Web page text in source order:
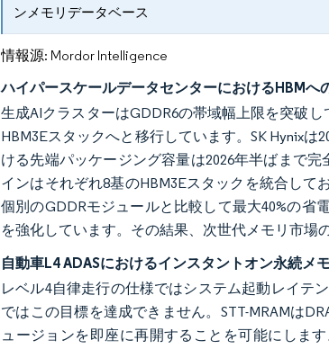
ンメモリデータベース
情報源: Mordor Intelligence
ハイパースケールデータセンターにおけるHBMへ
生成AIクラスターはGDDR6の帯域幅上限を突破
HBM3Eスタックへと移行しています。SK Hynix
ける先端パッケージング容量は2026年半ばまで
インはそれぞれ8基のHBM3Eスタックを統合して
個別のGDDRモジュールと比較して最大40%の省
を強化しています。その結果、次世代メモリ市場
自動車L4 ADASにおけるインスタントオン永続メ
レベル4自律走行の仕様ではシステム起動レイテ
ではこの目標を達成できません。STT-MRAMは
ュージョンを即座に再開することを可能にしま